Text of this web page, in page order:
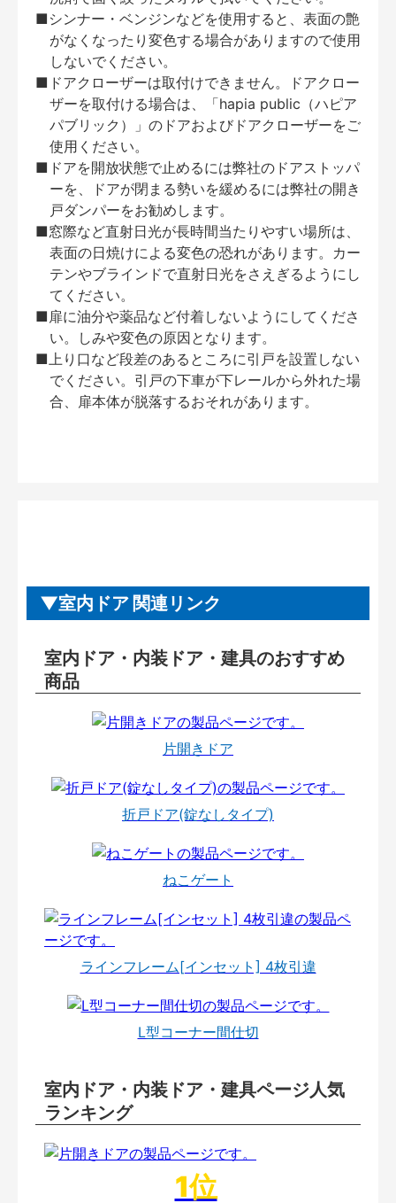
■シンナー・ベンジンなどを使用すると、表面の艶
がなくなったり変色する場合がありますので使用
しないでください。
■ドアクローザーは取付けできません。ドアクロー
ザーを取付ける場合は、「hapia public（ハピア
パブリック）」のドアおよびドアクローザーをご
使用ください。
■ドアを開放状態で止めるには弊社のドアストッパ
ーを、ドアが閉まる勢いを緩めるには弊社の開き
戸ダンパーをお勧めします。
■窓際など直射日光が長時間当たりやすい場所は、
表面の日焼けによる変色の恐れがあります。カー
テンやブラインドで直射日光をさえぎるようにし
てください。
■扉に油分や薬品など付着しないようにしてくださ
い。しみや変色の原因となります。
■上り口など段差のあるところに引戸を設置しない
でください。引戸の下車が下レールから外れた場
合、扉本体が脱落するおそれがあります。
室内ドア 関連リンク
室内ドア・内装ドア・建具のおすすめ
商品
片開きドア
折戸ドア(錠なしタイプ)
ねこゲート
ラインフレーム[インセット] 4枚引違
L型コーナー間仕切
室内ドア・内装ドア・建具ページ人気
ランキング